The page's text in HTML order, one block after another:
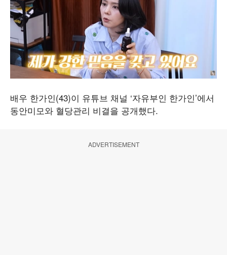
배우 한가인(43)이 유튜브 채널 ‘자유부인 한가인’에서
동안미모와 혈당관리 비결을 공개했다.
ADVERTISEMENT